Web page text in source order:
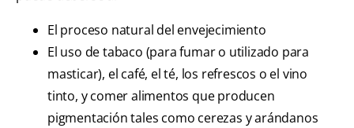
El proceso natural del envejecimiento
El uso de tabaco (para fumar o utilizado para
masticar), el café, el té, los refrescos o el vino
tinto, y comer alimentos que producen
pigmentación tales como cerezas y arándanos